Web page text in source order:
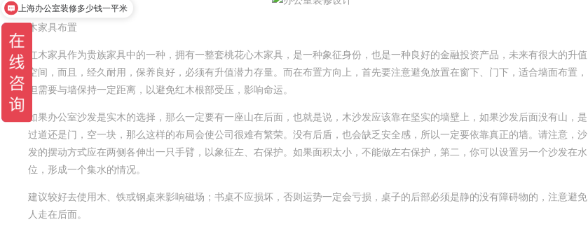
木家具布置
红木家具作为贵族家具中的一种，拥有一整套桃花心木家具，是一种象征身份，也是一种良好的金融投资产品，未来有很大的升值
空间，而且，经久耐用，保养良好，必须有升值潜力存量。而在布置方向上，首先要注意避免放置在窗下、门下，适合墙面布置，
但需要与墙保持一定距离，以避免红木根部受压，影响命运。
如果办公室沙发是实木的选择，那么一定要有一座山在后面，也就是说，木沙发应该靠在坚实的墙壁上，如果沙发后面没有山，是
过道还是门，空一块，那么这样的布局会使公司很难有繁荣。没有后盾，也会缺乏安全感，所以一定要依靠真正的墙。请注意，沙
发的摆动方式应在两侧各伸出一只手臂，以象征左、右保护。如果面积太小，不能做左右保护，第二，你可以设置另一个沙发在水
位，形成一个集水的情况。
建议较好去使用木、铁或钢桌来影响磁场；书桌不应损坏，否则运势一定会亏损，桌子的后部必须是静的没有障碍物的，注意避免
人走在后面。
上海办公室装修多少钱一平米